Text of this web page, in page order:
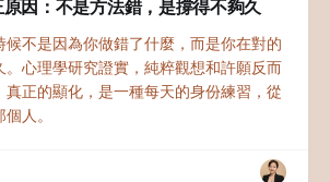
因：不是方法錯，是撐得不夠久
候不是因為你做錯了什麼，而是你在對的
。心理學研究證實，純粹觀想和許願反而
真正的顯化，是一種每天的身份練習，從
人。